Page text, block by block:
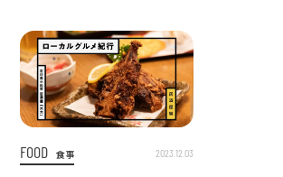
FOOD 食事 2023.12.03